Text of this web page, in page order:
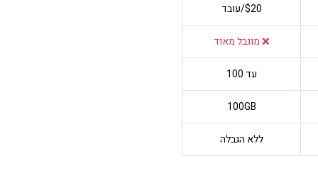
$20/עובד
❌ מוגבל מאוד
עד 100
100GB
ללא הגבלה